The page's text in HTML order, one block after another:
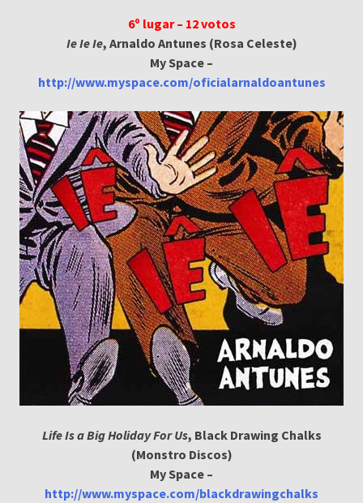
6º lugar – 12 votos
Ie Ie Ie, Arnaldo Antunes (Rosa Celeste)
My Space –
http://www.myspace.com/oficialarnaldoantunes
Life Is a Big Holiday For Us, Black Drawing Chalks
(Monstro Discos)
My Space –
http://www.myspace.com/blackdrawingchalks